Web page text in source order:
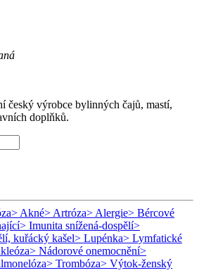
český výrobce bylinných čajů, mastí,
doplňků.
> Akné> Artróza> Alergie> Bércové
> Imunita snížená-dospělí>
kuřácký kašel> Lupénka> Lymfatické
> Nádorové onemocnění>
> Trombóza> Výtok-ženský